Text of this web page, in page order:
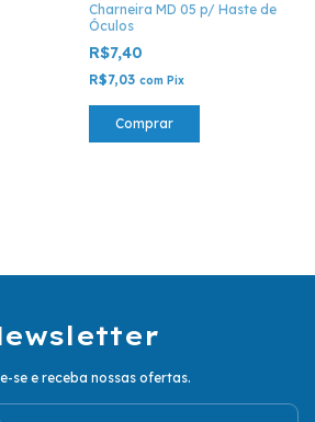
Charneira MD 05 p/ Haste de
Óculos
R$7,40
R$7,03 com Pix
Comprar
se e receba nossas ofertas.